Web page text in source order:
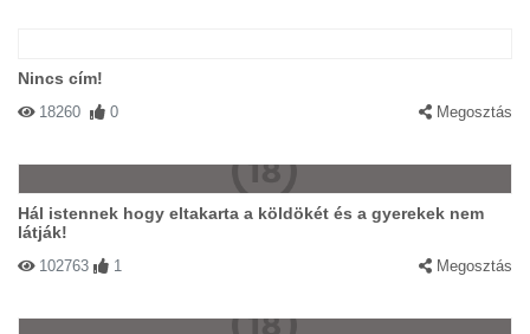
Nincs cím!
18260 0 Megosztás
Hál istennek hogy eltakarta a köldökét és a gyerekek nem
látják!
102763 1 Megosztás